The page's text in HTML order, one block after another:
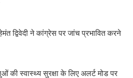
द्विवेदी ने कांग्रेस पर जांच प्रभावित करने
की स्वास्थ्य सुरक्षा के लिए अलर्ट मोड पर